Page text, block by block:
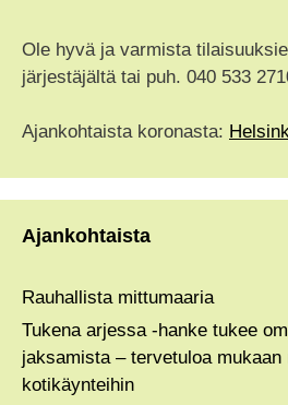
Ole hyvä ja varmista
järjestäjältä tai puh. 040 533
Ajankohtaista koronasta:
Ajankohtaista
Rauhallista mittumaaria
Tukena arjessa -hanke tukee
jaksamista – tervetuloa
kotikäynteihin